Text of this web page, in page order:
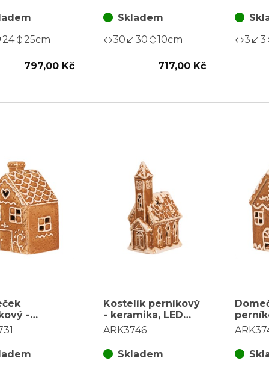
24 25cm
797,00 Kč
Skladem
30
30 10cm
717,00 Kč
3
3
-
LED
Kostelík perníkový
- keramika, LED
osvětlení, hnědý
ARK3746
Skladem